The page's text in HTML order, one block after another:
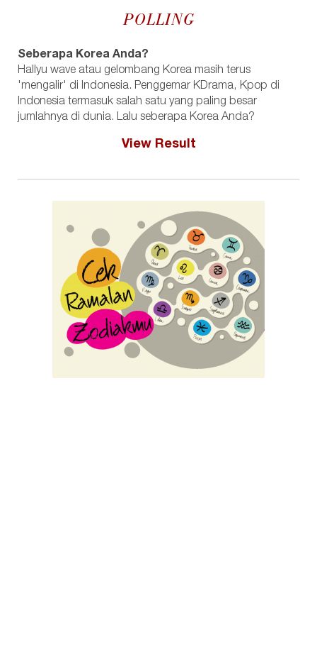
POLLING
Seberapa Korea Anda?
Hallyu wave atau gelombang Korea masih terus
'mengalir' di Indonesia. Penggemar KDrama, Kpop di
Indonesia termasuk salah satu yang paling besar
jumlahnya di dunia. Lalu seberapa Korea Anda?
View Result